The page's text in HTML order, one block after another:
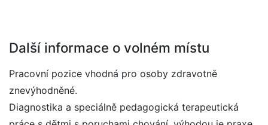
Další informace o volném místu
Pracovní pozice vhodná pro osoby zdravotně
znevýhodněné.
Diagnostika a speciálně pedagogická terapeutická